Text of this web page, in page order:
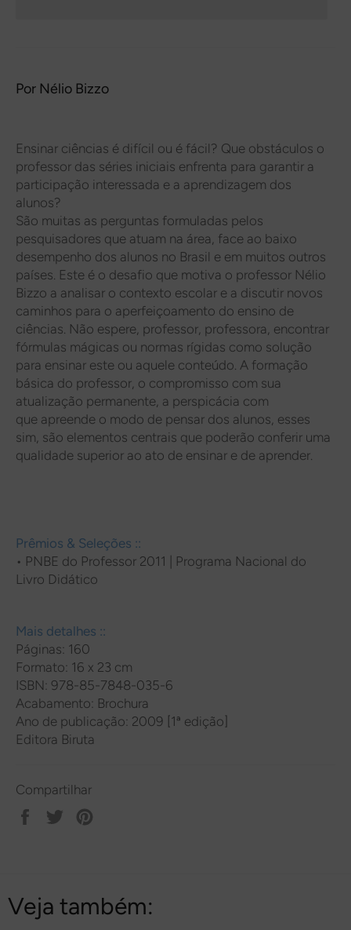
Por Nélio Bizzo
Ensinar ciências é difícil ou é fácil? Que obstáculos o
professor das séries iniciais enfrenta para garantir a
participação interessada e a aprendizagem dos
alunos?
São muitas as perguntas formuladas pelos
pesquisadores que atuam na área, face ao baixo
desempenho dos alunos no Brasil e em muitos outros
países. Este é o desafio que motiva o professor Nélio
Bizzo a analisar o contexto escolar e a discutir novos
caminhos para o aperfeiçoamento do ensino de
ciências. Não espere, professor, professora, encontrar
fórmulas mágicas ou normas rígidas como solução
para ensinar este ou aquele conteúdo. A formação
básica do professor, o compromisso com sua
atualização permanente, a perspicácia com
que apreende o modo de pensar dos alunos, esses
sim, são elementos centrais que poderão conferir uma
qualidade superior ao ato de ensinar e de aprender.
Prêmios & Seleções ::
• PNBE do Professor 2011 | Programa Nacional do
Livro Didático
Mais detalhes ::
Páginas: 160
Formato: 16 x 23 cm
ISBN: 978-85-7848-035-6
Acabamento: Brochura
Ano de publicação: 2009 [1ª edição]
Editora Biruta
Compartilhar
Compartilhar
Tweetar
Veja também: